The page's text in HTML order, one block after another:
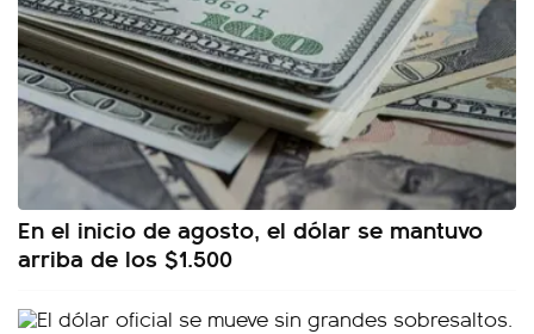
En el inicio de agosto, el dólar se mantuvo
arriba de los $1.500